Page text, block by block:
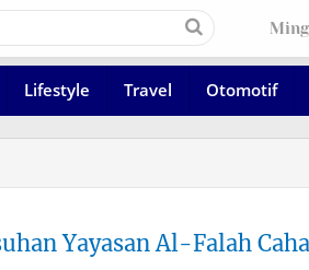
Lifestyle Travel Otomotif
Yayasan Al-Falah